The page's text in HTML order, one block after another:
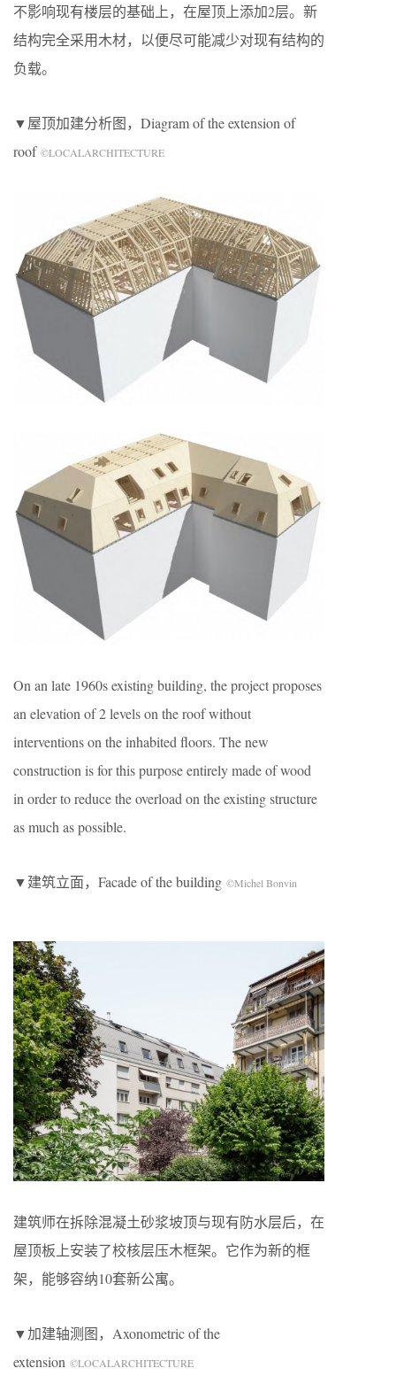
不影响现有楼层的基础上，在屋顶上添加2层。新
结构完全采用木材，以便尽可能减少对现有结构的
负载。
▼屋顶加建分析图，Diagram of the extension of
roof ©LOCALARCHITECTURE
On an late 1960s existing building, the project proposes
an elevation of 2 levels on the roof without
interventions on the inhabited floors. The new
construction is for this purpose entirely made of wood
in order to reduce the overload on the existing structure
as much as possible.
▼建筑立面，Facade of the building ©Michel Bonvin
建筑师在拆除混凝土砂浆坡顶与现有防水层后，在
屋顶板上安装了校核层压木框架。它作为新的框
架，能够容纳10套新公寓。
▼加建轴测图，Axonometric of the
extension ©LOCALARCHITECTURE